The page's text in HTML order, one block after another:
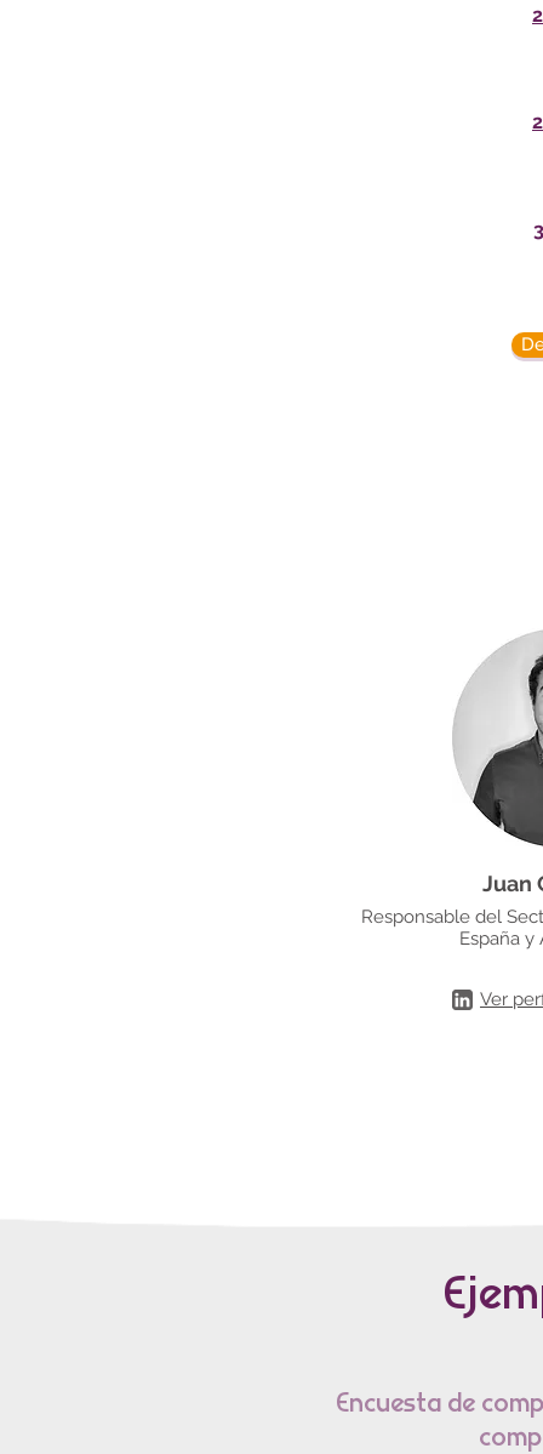
Juan
Responsable del
España y
Ver
Encuesta de